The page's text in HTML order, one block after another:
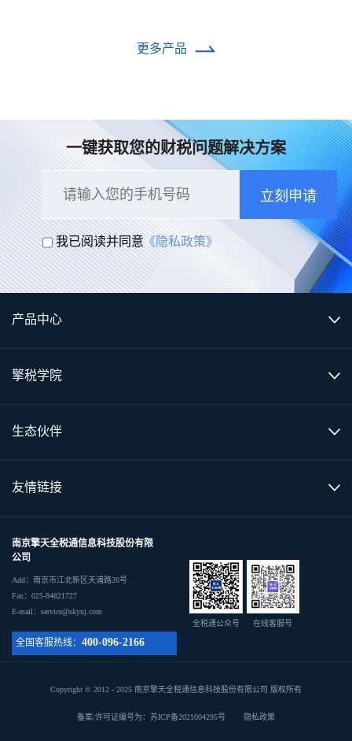
更多产品
一键获取您的财税问题解决方案
立刻申请
我已阅读并同意《隐私政策》
产品中心
擎税学院
生态伙伴
友情链接
南京擎天全税通信息科技股份有限
公司
Add：南京市江北新区天浦路26号
Fax：025-84821727
E-mail：service@skynj.com
全国客服热线： 400-096-2166
全税通公众号 在线客服号
Copyright © 2012 - 2025 南京擎天全税通信息科技股份有限公司 版权所有
备案/许可证编号为：苏ICP备2021004295号 隐私政策